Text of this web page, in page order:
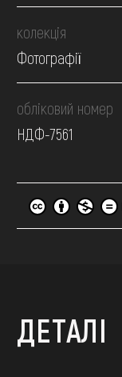
колекція
Фотографії
обліковий номер
НДФ-7561
ДЕТАЛІ